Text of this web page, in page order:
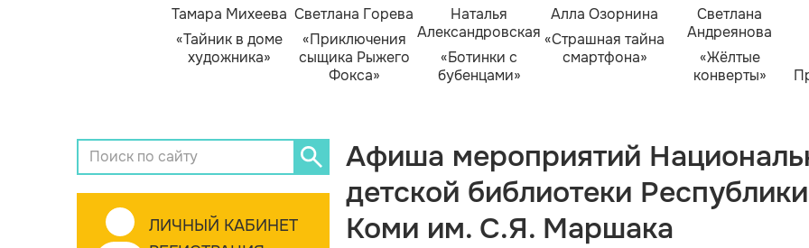
Тамара Михеева
«Тайник в доме
художника»
Светлана Горева
«Приключения
сыщика Рыжего
Фокса»
Наталья
Александровская
«Ботинки с
бубенцами»
Алла Озорнина
«Страшная тайна
смартфона»
Светлана
Андреянова
«Жёлтые
конверты»
ЛИЧНЫЙ КАБИНЕТ
Афиша мероприятий
детской библиотеки Республики
Коми им. С.Я. Маршака